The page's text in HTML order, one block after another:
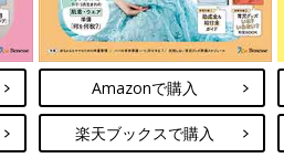
Amazonで購入
楽天ブックスで購入